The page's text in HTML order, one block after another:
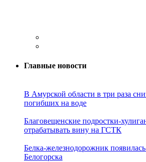
Главные новости
В Амурской области в три раза
погибших на воде
Благовещенские подростки-
отрабатывать вину на ГСТК
Белка-железнодорожник появилась
Белогорска